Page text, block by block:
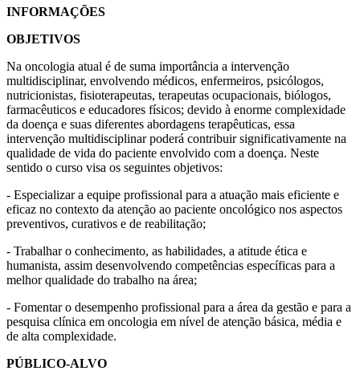
INFORMAÇÕES
OBJETIVOS
Na oncologia atual é de suma importância a intervenção
multidisciplinar, envolvendo médicos, enfermeiros, psicólogos,
nutricionistas, fisioterapeutas, terapeutas ocupacionais, biólogos,
farmacêuticos e educadores físicos; devido à enorme complexidade
da doença e suas diferentes abordagens terapêuticas, essa
intervenção multidisciplinar poderá contribuir significativamente na
qualidade de vida do paciente envolvido com a doença. Neste
sentido o curso visa os seguintes objetivos:
- Especializar a equipe profissional para a atuação mais eficiente e
eficaz no contexto da atenção ao paciente oncológico nos aspectos
preventivos, curativos e de reabilitação;
- Trabalhar o conhecimento, as habilidades, a atitude ética e
humanista, assim desenvolvendo competências específicas para a
melhor qualidade do trabalho na área;
- Fomentar o desempenho profissional para a área da gestão e para a
pesquisa clínica em oncologia em nível de atenção básica, média e
de alta complexidade.
PÚBLICO-ALVO